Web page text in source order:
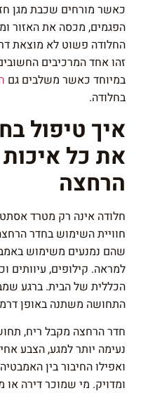
כאשר מורחים שכבת מגן
הפגמים, מכסה את האזור
החלודה פשוט לא מוצאת
זהו אחד המרכיבים
במיוחד כאשר משלבים גם
בחלודה.
איך טיפול
את כל
הרחצה
חלודה אינה רק מטרד
חוויית השימוש בחדר
שהם נמנעים משימוש
למראה. קילופים, עיוותים
הכללית של הבית. ברגע
התחושה משתנה באופן
חדר הרחצה מקבל ריח,
נעימה יותר למגע, הצבע
ואפילו החיבור בין
ומדויק. מי שמוכר דירה או